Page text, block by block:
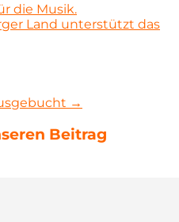
die Musik.
Land unterstützt das
→
Beitrag